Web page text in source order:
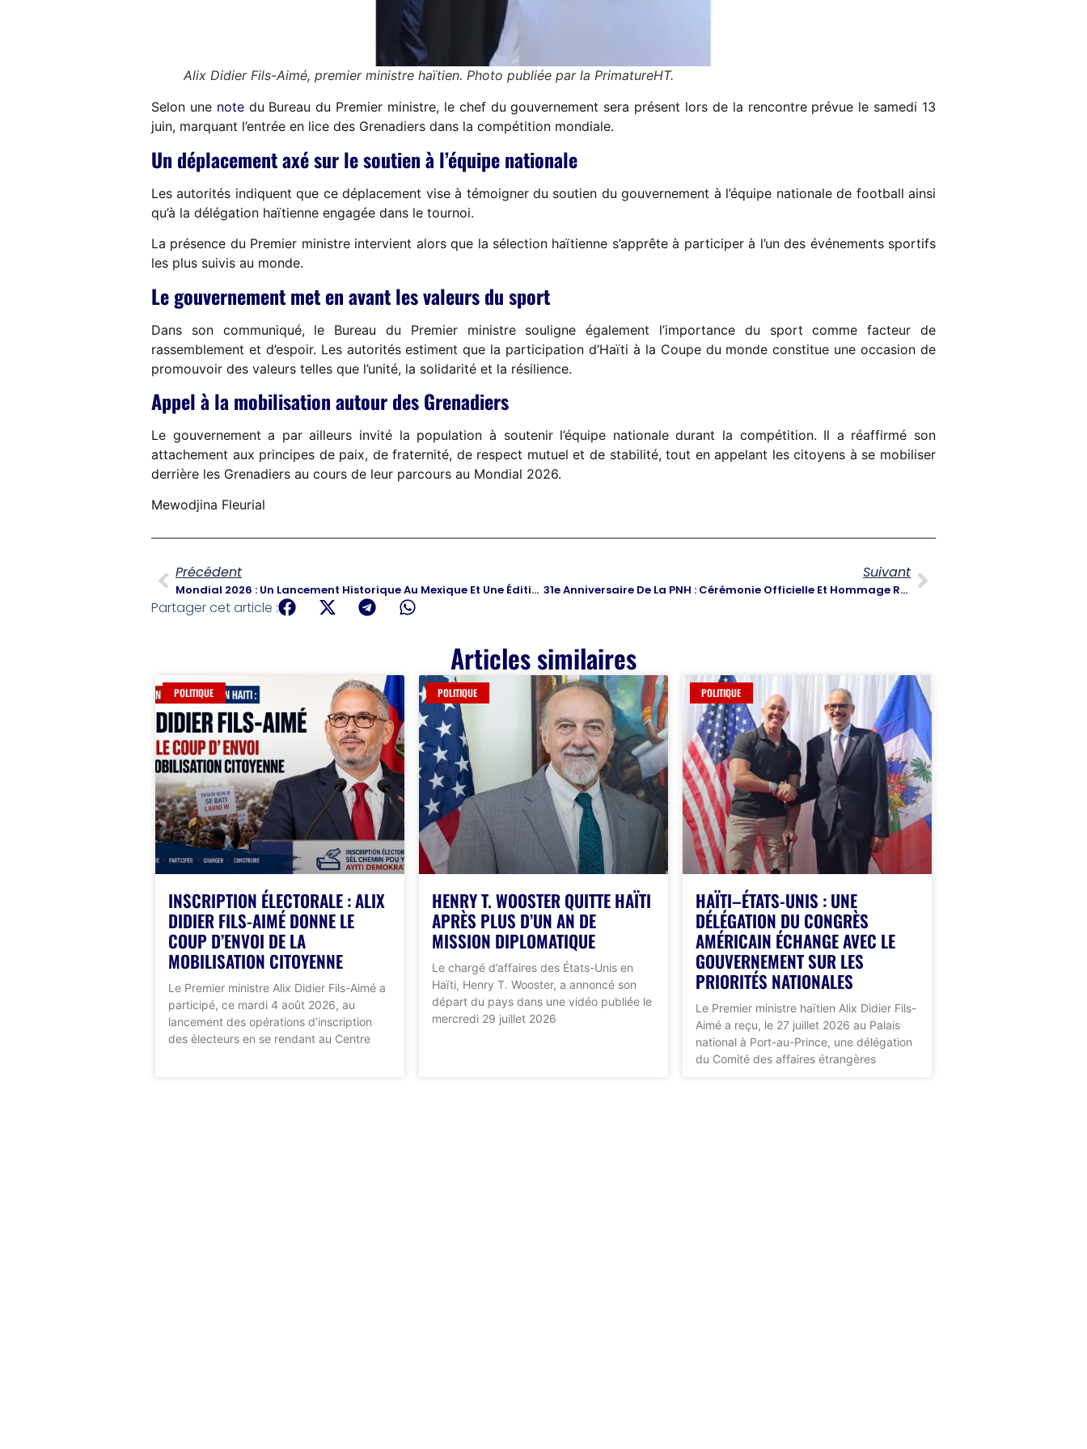
Alix Didier Fils-Aimé, premier ministre haïtien. Photo publiée par la PrimatureHT.
Selon une notedu Bureau du Premier ministre, le chef du gouvernement sera présent lors de la rencontre prévue le samedi 13
juin, marquant l’entrée en lice des Grenadiers dans la compétition mondiale.
Un déplacement axé sur le soutien à l’équipe nationale
Les autorités indiquent que ce déplacement vise à témoigner du soutien du gouvernement à l’équipe nationale de football ainsi
qu’à la délégation haïtienne engagée dans le tournoi.
La présence du Premier ministre intervient alors que la sélection haïtienne s’apprête à participer à l’un des événements sportifs
les plus suivis au monde.
Le gouvernement met en avant les valeurs du sport
Dans son communiqué, le Bureau du Premier ministre souligne également l’importance du sport comme facteur de
rassemblement et d’espoir. Les autorités estiment que la participation d’Haïti à la Coupe du monde constitue une occasion de
promouvoir des valeurs telles que l’unité, la solidarité et la résilience.
Appel à la mobilisation autour des Grenadiers
Le gouvernement a par ailleurs invité la population à soutenir l’équipe nationale durant la compétition. Il a réaffirmé son
attachement aux principes de paix, de fraternité, de respect mutuel et de stabilité, tout en appelant les citoyens à se mobiliser
derrière les Grenadiers au cours de leur parcours au Mondial 2026.
Mewodjina Fleurial
Précédent
Mondial 2026 : Un Lancement Historique Au Mexique Et Une Édition Hors Normes
Suivant
31e Anniversaire De La PNH : Cérémonie Officielle Et Hommage Rendu Par Les Autorités
Partager cet article :
Articles similaires
POLITIQUE
INSCRIPTION ÉLECTORALE : ALIX
DIDIER FILS-AIMÉ DONNE LE
COUP D’ENVOI DE LA
MOBILISATION CITOYENNE
Le Premier ministre Alix Didier Fils-Aimé a
participé, ce mardi 4 août 2026, au
lancement des opérations d’inscription
des électeurs en se rendant au Centre
POLITIQUE
HENRY T. WOOSTER QUITTE HAÏTI
APRÈS PLUS D’UN AN DE
MISSION DIPLOMATIQUE
Le chargé d’affaires des États-Unis en
Haïti, Henry T. Wooster, a annoncé son
départ du pays dans une vidéo publiée le
mercredi 29 juillet 2026
POLITIQUE
HAÏTI–ÉTATS-UNIS : UNE
DÉLÉGATION DU CONGRÈS
AMÉRICAIN ÉCHANGE AVEC LE
GOUVERNEMENT SUR LES
PRIORITÉS NATIONALES
Le Premier ministre haïtien Alix Didier Fils-
Aimé a reçu, le 27 juillet 2026 au Palais
national à Port-au-Prince, une délégation
du Comité des affaires étrangères